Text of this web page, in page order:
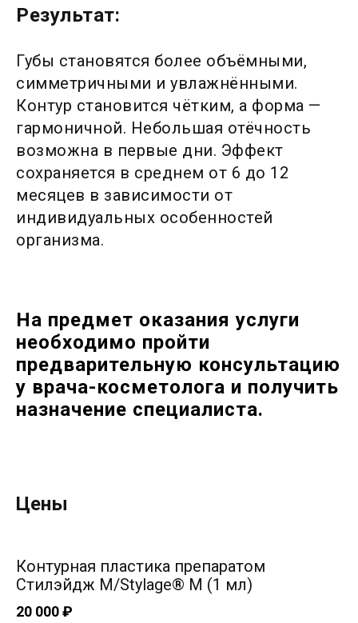
Результат:
Губы становятся более объёмными,
симметричными и увлажнёнными.
Контур становится чётким, а форма —
гармоничной. Небольшая отёчность
возможна в первые дни. Эффект
сохраняется в среднем от 6 до 12
месяцев в зависимости от
индивидуальных особенностей
организма.
На предмет оказания услуги
необходимо пройти
предварительную консультацию
у врача-косметолога и получить
назначение специалиста.
Цены
Контурная пластика препаратом
Стилэйдж М/Stylage® M (1 мл)
20 000 ₽